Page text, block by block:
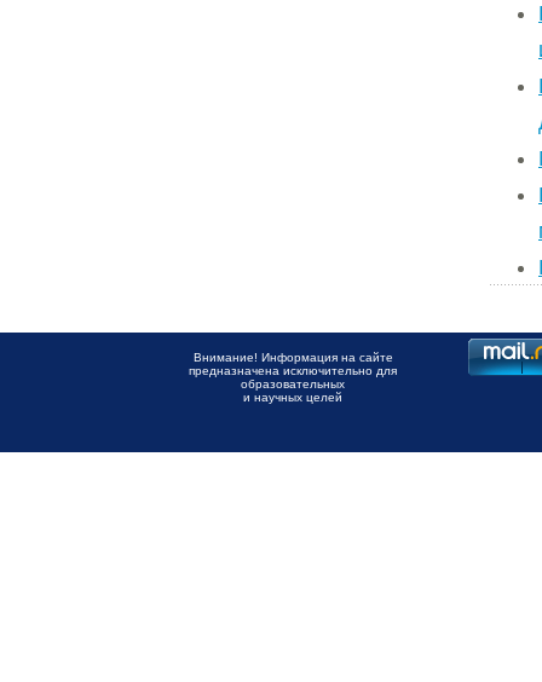
Внимание! Информация на сайте
предназначена исключительно для
образовательных
и научных целей